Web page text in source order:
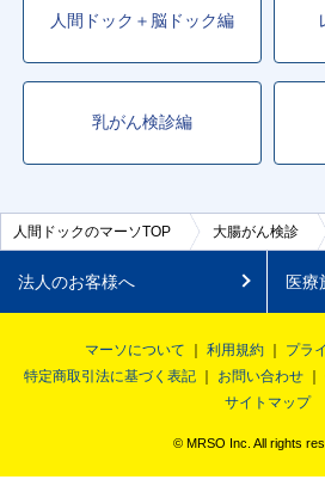
人間ドック＋脳ドック編
乳がん検診編
人間ドックのマーソTOP 大腸がん検診
法人のお客様へ 医療
マーソについて 利用規約
プラ
特定商取引法に基づく表記
お問い合わせ
サイトマップ
© MRSO Inc. All rights